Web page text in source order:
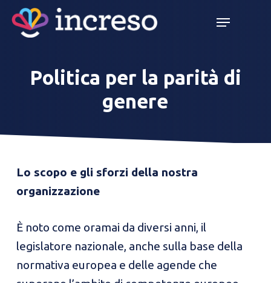
Skip
Menu
Politica per la parità di
genere
Lo scopo e gli sforzi della nostra
organizzazione
È noto come oramai da diversi anni, il
legislatore nazionale, anche sulla base della
normativa europea e delle agende che